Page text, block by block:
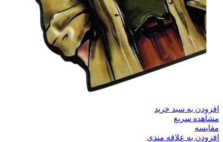
افزودن به سبد خرید
مشاهده سریع
مقایسه
افزودن به علاقه مندی